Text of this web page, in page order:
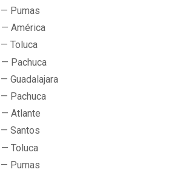
Pumas
América
Toluca
Pachuca
Guadalajara
Pachuca
Atlante
Santos
Toluca
Pumas